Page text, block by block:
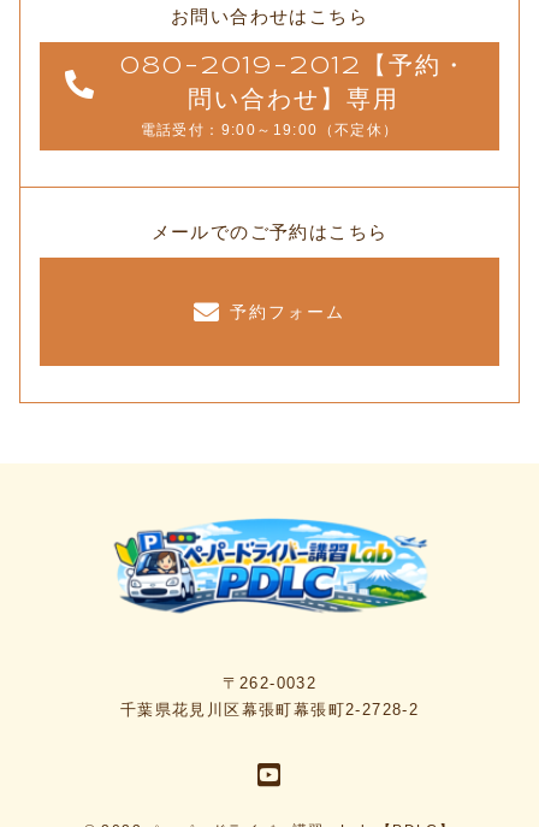
お問い合わせはこちら
080-2019-2012【予約・
問い合わせ】専用
電話受付：9:00～19:00（不定休）
メールでのご予約はこちら
予約フォーム
〒262-0032
千葉県花見川区幕張町幕張町2-2728-2